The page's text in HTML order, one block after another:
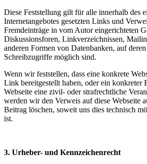
Diese Feststellung gilt für alle innerhalb des
Internetangebotes gesetzten Links und
Fremdeinträge in vom Autor eingerichteten
Diskussionsforen, Linkverzeichnissen,
anderen Formen von Datenbanken, auf
Schreibzugriffe möglich sind.
Wenn wir feststellen, dass eine konkrete
Link bereitgestellt haben, oder ein konkreter
Webseite eine zivil- oder strafrechtliche
werden wir den Verweis auf diese Webseite
Beitrag löschen, soweit uns dies technisch
ist.
3. Urheber- und Kennzeichenrecht